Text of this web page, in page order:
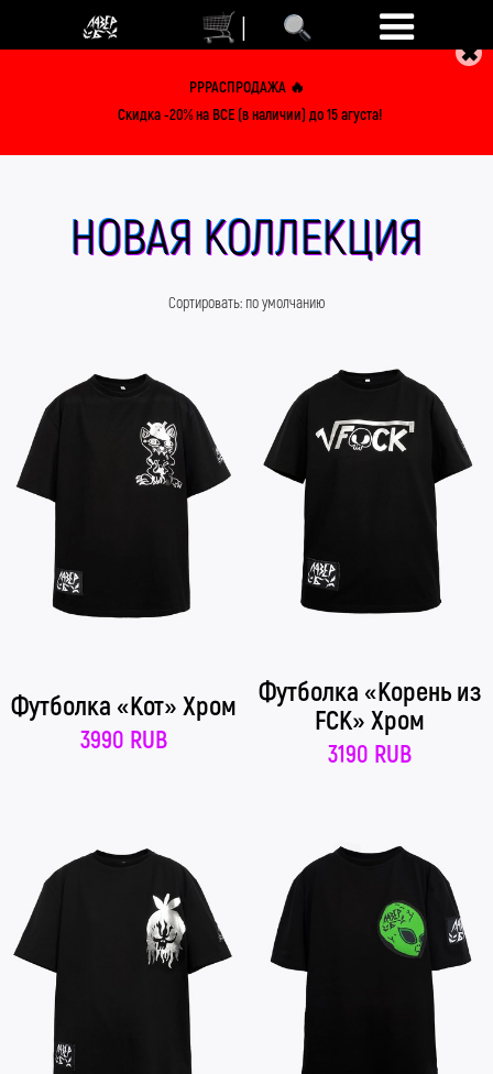
|
РРРАСПРОДАЖА 🔥
Скидка -20% на ВСЕ (в наличии) до 15 агуста!
✖
НОВАЯ КОЛЛЕКЦИЯ
Сортировать: по умолчанию
Футболка «Кот» Хром
3990 RUB
Футболка «Корень из
FCK» Хром
3190 RUB